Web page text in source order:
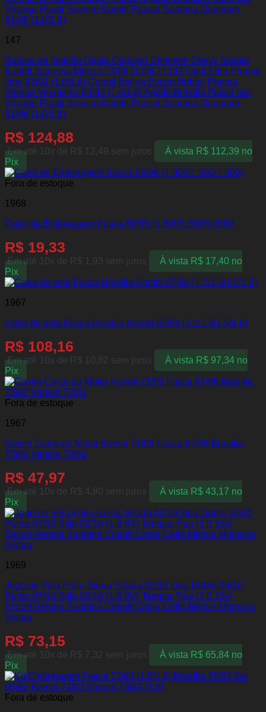
147
Bobina de Ignição Opala Caravan Chavette Chevy Marajo
Kadett Ipanema Monza 74/96 (1.0/4.1) 147 Oggi Elba Premio
Uno 83/91 (1.0/1.6) Corcel Belina Escort Hobby Pampa
Verona Versailles 83/93 (1.6/1.8) Apollo Brasilia Fusca Gol
Voyage Parati Saveiro Kombi Passat Santana Quantum
81/96 (1.0/1.8)
R$ 124,88
Em até 10x de R$ 12,49 sem juros À vista R$112,39 no
Pix
Fora de estoque
1968
Cabo de Embreagem Fusca 68/96 (1.300/1.500/1.600)
R$ 19,33
Em até 10x de R$ 1,93 sem juros À vista R$17,40 no
Pix
1967
Cabo de vela Fusca Brasilia Kombi 67/96 (1.2/1.3/1.5/1.6)
R$ 108,16
Em até 10x de R$ 10,82 sem juros À vista R$97,34 no
Pix
Fora de estoque
1967
Coxim Calço do Motor Kombi 71/05 Fusca 67/96 Brasília
73/82 Variant 72/81
R$ 47,97
Em até 10x de R$ 4,80 sem juros À vista R$43,17 no
Pix
1969
Jogo de Vela Palio Siena Strada 02/10 Idea Doblo 04/10
Punto 07/10 Stilo 02/10 (1.8 8V) Tempra Tipo (2.0 16v)
Escort Verona Santana Cobalt Corsa Celta Meriva Montana
Vectra
R$ 73,15
Em até 10x de R$ 7,32 sem juros À vista R$65,84 no
Pix
Fora de estoque